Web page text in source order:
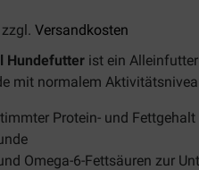
Versandkosten
Hundefutter ist ein
mit normalem
Protein- und
Omega-6-Fettsäuren zur